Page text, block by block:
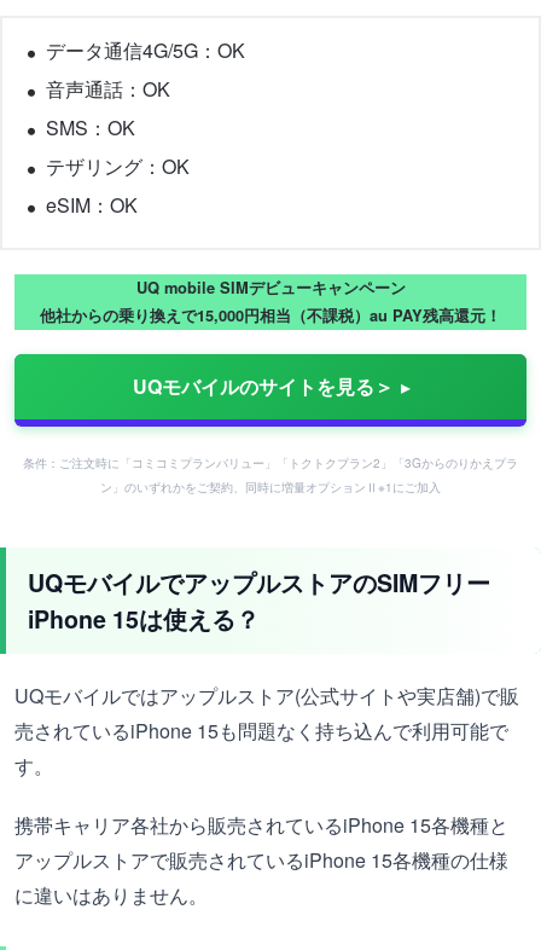
データ通信4G/5G：OK
音声通話：OK
SMS：OK
テザリング：OK
eSIM：OK
UQ mobile SIMデビューキャンペーン
他社からの乗り換えで15,000円相当（不課税）au PAY残高還元！
UQモバイルのサイトを見る＞
条件：ご注文時に「コミコミプランバリュー」「トクトクプラン2」「3Gからのりかえプラ
ン」のいずれかをご契約、同時に増量オプションⅡ※1にご加入
UQモバイルでアップルストアのSIMフリー
iPhone 15は使える？
UQモバイルではアップルストア(公式サイトや実店舗)で販
売されているiPhone 15も問題なく持ち込んで利用可能で
す。
携帯キャリア各社から販売されているiPhone 15各機種と
アップルストアで販売されているiPhone 15各機種の仕様
に違いはありません。